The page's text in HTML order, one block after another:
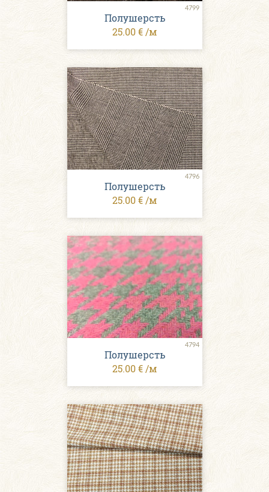
4799
Полушерсть
25.00 € /м
4796
Полушерсть
25.00 € /м
4794
Полушерсть
25.00 € /м